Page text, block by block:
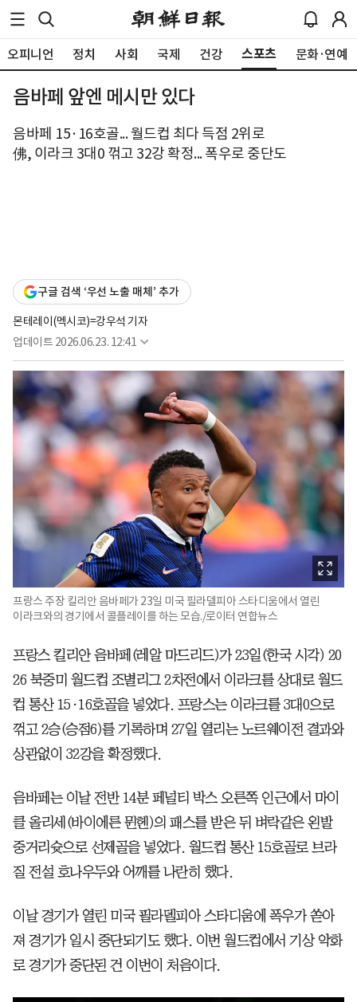
오피니언 정치 사회 국제 건강 스포츠 문화·연예
음바페 앞엔 메시만 있다
음바페 15·16호골... 월드컵 최다 득점 2위로
佛, 이라크 3대0 꺾고 32강 확정... 폭우로 중단도
구글 검색 ‘우선 노출 매체’ 추가
몬테레이(멕시코)=강우석 기자
업데이트 2026.06.23. 12:41
프랑스 주장 킬리안 음바페가 23일 미국 필라델피아 스타디움에서 열린
이라크와의 경기에서 콜플레이를 하는 모습./로이터 연합뉴스
프랑스 킬리안 음바페(레알 마드리드)가 23일(한국 시각) 20
26 북중미 월드컵 조별리그 2차전에서 이라크를 상대로 월드
컵 통산 15·16호골을 넣었다. 프랑스는 이라크를 3대0으로
꺾고 2승(승점6)를 기록하며 27일 열리는 노르웨이전 결과와
상관없이 32강을 확정했다.
음바페는 이날 전반 14분 페널티 박스 오른쪽 인근에서 마이
클 올리세(바이에른 뮌헨)의 패스를 받은 뒤 벼락같은 왼발
중거리슛으로 선제골을 넣었다. 월드컵 통산 15호골로 브라
질 전설 호나우두와 어깨를 나란히 했다.
이날 경기가 열린 미국 필라델피아 스타디움에 폭우가 쏟아
져 경기가 일시 중단되기도 했다. 이번 월드컵에서 기상 악화
로 경기가 중단된 건 이번이 처음이다.